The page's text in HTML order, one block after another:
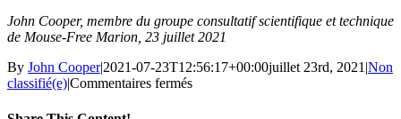
John Cooper, membre du groupe consultatif scientifique et technique
de Mouse-Free Marion, 23 juillet 2021
By John Cooper|2021-07-23T12:56:17+00:00juillet 23rd, 2021|Non
classifié(e)|Commentaires ferméssur